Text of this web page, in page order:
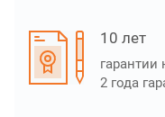
10 лет
гарантии
2 года